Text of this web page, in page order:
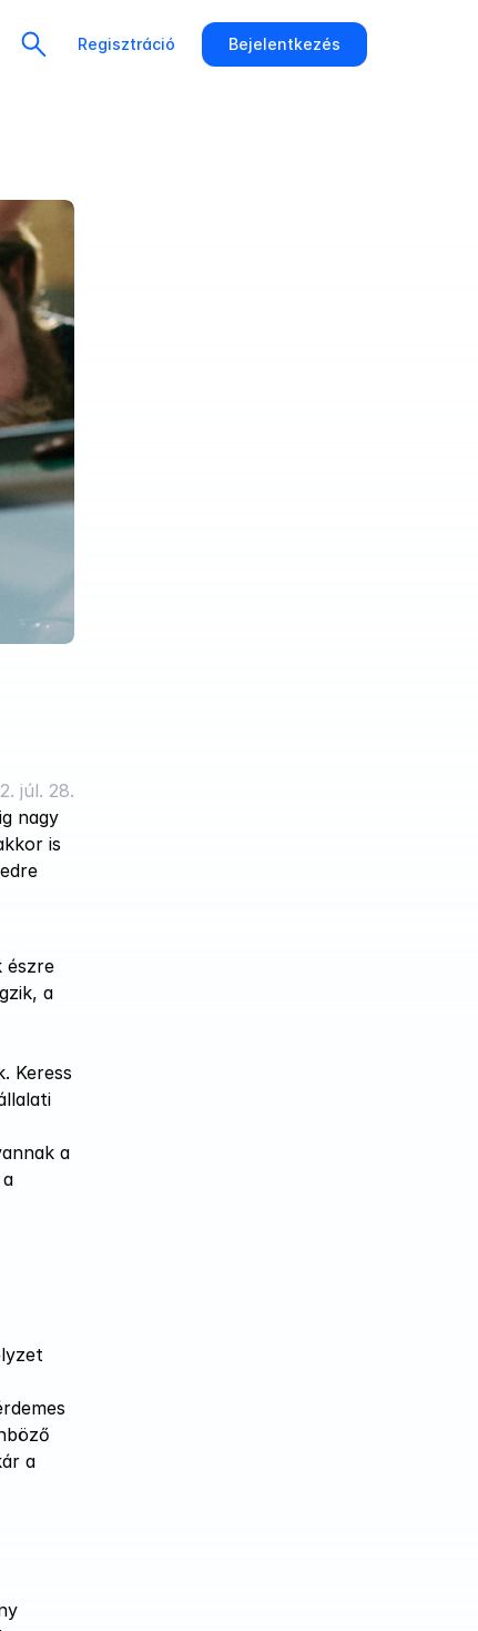
Regisztráció Bejelentkezés
júl. 28.
nagy
is
észre
a
Keress
a
a